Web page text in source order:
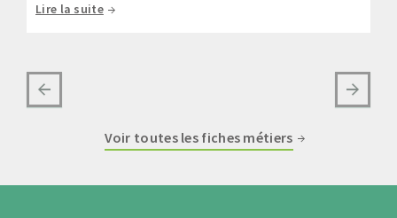
Lire la suite
Voir toutes les fiches métiers